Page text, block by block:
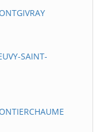
SAINT-